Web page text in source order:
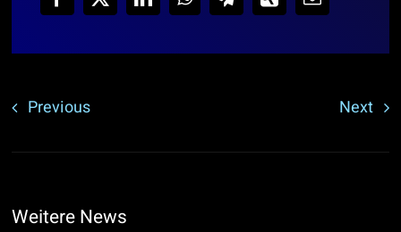
Previous Next
Weitere News